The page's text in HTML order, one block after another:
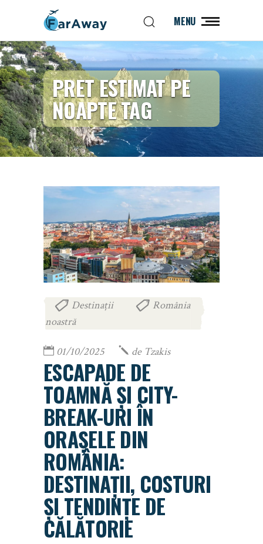
MENU
PRET ESTIMAT PE
NOAPTE TAG
Destinații
România
noastră
01/10/2025 de Tzakis
ESCAPADE DE
TOAMNĂ ȘI CITY-
BREAK-URI ÎN
ORAȘELE DIN
ROMÂNIA:
DESTINAȚII, COSTURI
ȘI TENDINȚE DE
CĂLĂTORIE